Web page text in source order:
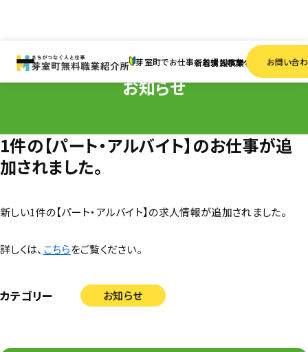
芽室町でお仕事をお探しの方へ
新着情報求人検索事業者一覧お問い合
1件の【パート・アルバイト】のお仕事が追加されました。
お知らせ
1件の【パート・アルバイト】のお仕事が追
加されました。
新しい1件の【パート・アルバイト】の求人情報が追加されました。
詳しくは、 こちらをご覧ください。
カテゴリー お知らせ